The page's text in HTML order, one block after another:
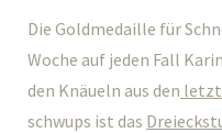
Die Goldmedaille für
Woche auf jeden Fall
den Knäueln aus den
schwups ist das